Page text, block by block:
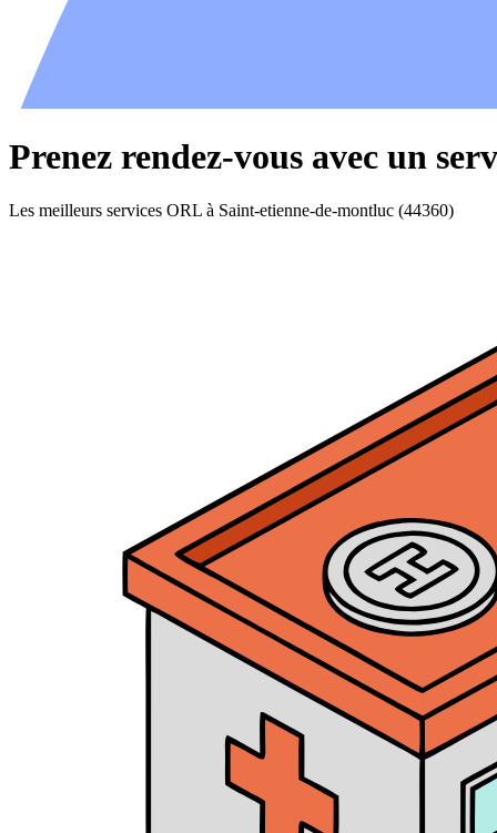
Prenez rendez-vous avec un
Les meilleurs services ORL à Saint-etienne-de-montluc (44360)